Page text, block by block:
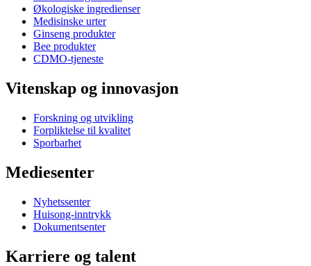
Økologiske ingredienser
Medisinske urter
Ginseng produkter
Bee produkter
CDMO-tjeneste
Vitenskap og innovasjon
Forskning og utvikling
Forpliktelse til kvalitet
Sporbarhet
Mediesenter
Nyhetssenter
Huisong-inntrykk
Dokumentsenter
Karriere og talent